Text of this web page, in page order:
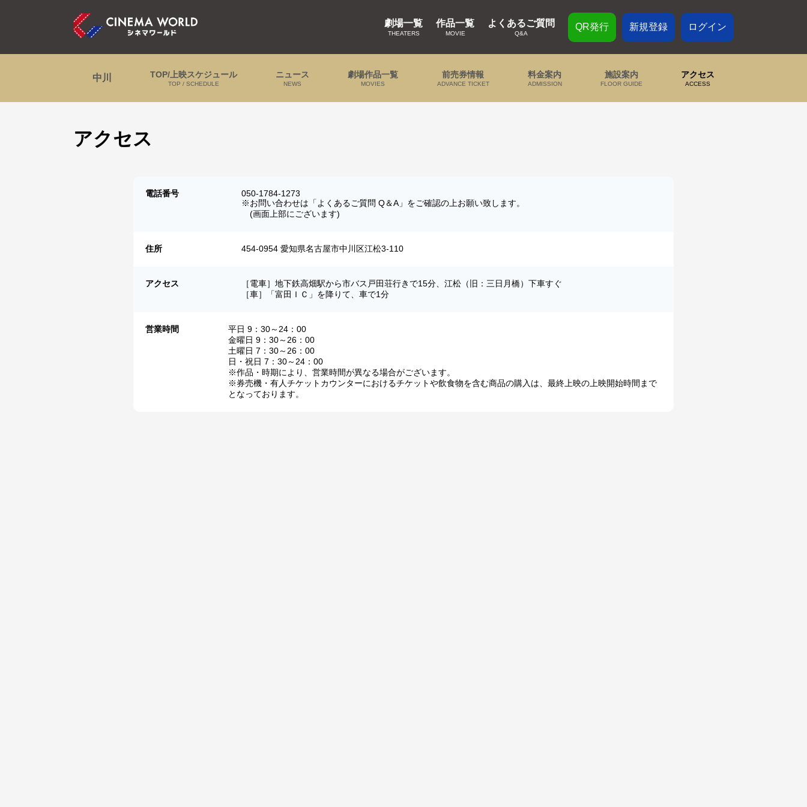
劇場一覧
THEATERS
作品一覧
MOVIE
よくあるご質問
Q&A
QR発行 新規登録 ログイン
中川 TOP/上映スケジュール
TOP / SCHEDULE
ニュース
NEWS
劇場作品一覧
MOVIES
前売券情報
ADVANCE TICKET
料金案内
ADMISSION
施設案内
FLOOR GUIDE
アクセス
ACCESS
アクセス
電話番号
050-1784-1273
※お問い合わせは「よくあるご質問 Q＆A」をご確認の上お願い致します。
(画面上部にございます)
住所 454-0954 愛知県名古屋市中川区江松3-110
アクセス
［電車］地下鉄高畑駅から市バス戸田荘行きで15分、江松（旧：三日月橋）下車すぐ
［車］「富田ＩＣ」を降りて、車で1分
営業時間
平日 9：30～24：00
金曜日 9：30～26：00
土曜日 7：30～26：00
日・祝日 7：30～24：00
※作品・時期により、営業時間が異なる場合がございます。
※券売機・有人チケットカウンターにおけるチケットや飲食物を含む商品の購入は、最終上映の上映開始時間まで
となっております。